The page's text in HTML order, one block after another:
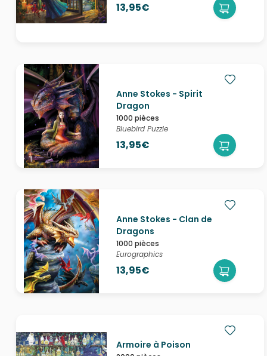
13,95€
Anne Stokes - Spirit
Dragon
1000 pièces
Bluebird Puzzle
13,95€
Anne Stokes - Clan de
Dragons
1000 pièces
Eurographics
13,95€
Armoire à Poison